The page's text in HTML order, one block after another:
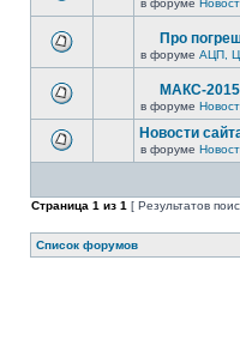
в форуме
Про
в форуме АЦП,
МАКС-2015
в форуме
Новости
в форуме
Страница 1 из 1 [ Результатов
Список форумов